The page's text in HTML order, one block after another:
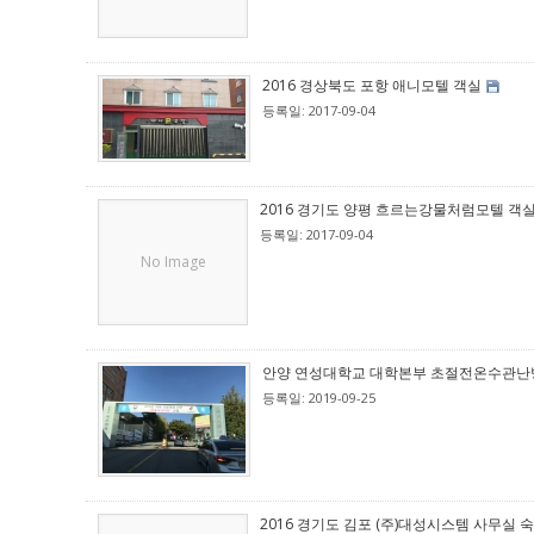
2016 경상북도 포항 애니모텔 객실
등록일: 2017-09-04
No Image
2016 경기도 양평 흐르는강물처럼모텔 객실
등록일: 2017-09-04
안양 연성대학교 대학본부 초절전온수관난
등록일: 2019-09-25
2016 경기도 김포 (주)대성시스템 사무실